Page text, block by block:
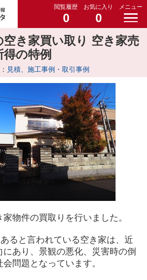
閲覧履歴
0
お気に入り
0
メニュー
空き家買い取り 空き家売
の特例
見積、施工事例・取引事例
物件の買取りを行いました。
ると言われている空き家は、近
あり、景観の悪化、災害時の倒
問題となっています。